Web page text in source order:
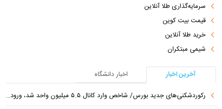
سرمایه‌گذاری طلا آنلاین
قیمت بیت کوین
خرید طلا آنلاین
شیمی مبتکران
آخرین اخبار
اخبار دانشگاه
رکوردشکنی‌های جدید بورس/ شاخص وارد کانال ۵.۵ میلیون واحد شد، ورود ۹ همت پول حقیقی